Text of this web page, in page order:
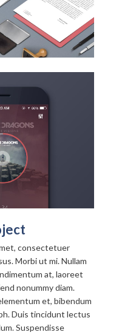
consectetuer
Morbi ut mi. Nullam
at, laoreet
nonummy diam.
et, bibendum
Duis tincidunt lectus
Suspendisse